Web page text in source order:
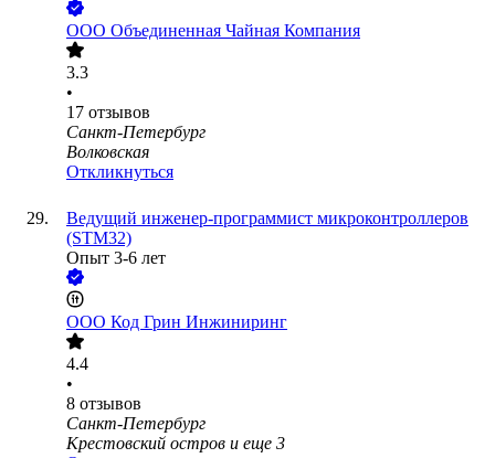
ООО Объединенная Чайная Компания
3.3
•
17 отзывов
Санкт-Петербург
Волковская
Откликнуться
Ведущий инженер-программист микроконтроллеров
(STM32)
Опыт 3-6 лет
ООО Код Грин Инжиниринг
4.4
•
8 отзывов
Санкт-Петербург
Крестовский остров и еще 3